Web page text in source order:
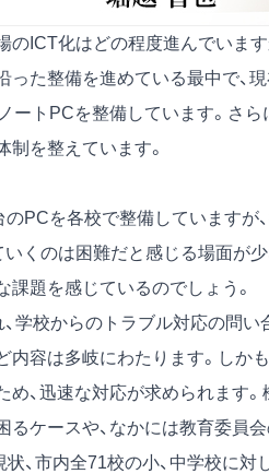
ICT化はどの程度進んでいます
った整備を進めている最中で、
ートPCを整備しています。さ
制を整えています。
のPCを各校で整備していますが
くのは困難だと感じる場面が少
題を感じているのでしょう。
学校からのトラブル対応の問
内容は多岐にわたります。しか
め、迅速な対応が求められます
るケースや、なかには教育委員
、市内全71校の小、中学校に